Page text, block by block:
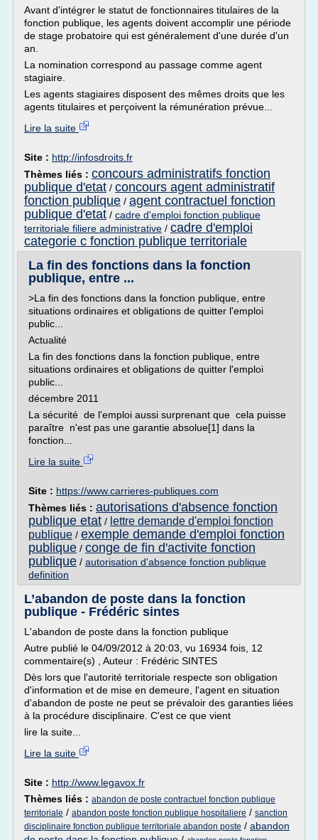
Avant d'intégrer le statut de fonctionnaires titulaires de la
fonction publique, les agents doivent accomplir une période
de stage probatoire qui est généralement d'une durée d'un
an.
La nomination correspond au passage comme agent
stagiaire.
Les agents stagiaires disposent des mêmes droits que les
agents titulaires et perçoivent la rémunération prévue...
Lire la suite
Site : http://infosdroits.fr
Thèmes liés : concours administratifs fonction
publique d'etat / concours agent administratif
fonction publique / agent contractuel fonction
publique d'etat / cadre d'emploi fonction publique
territoriale filiere administrative / cadre d'emploi
categorie c fonction publique territoriale
La fin des fonctions dans la fonction
publique, entre ...
>La fin des fonctions dans la fonction publique, entre
situations ordinaires et obligations de quitter l'emploi
public...
Actualité
La fin des fonctions dans la fonction publique, entre
situations ordinaires et obligations de quitter l'emploi
public...
décembre 2011
La sécurité de l'emploi aussi surprenant que cela puisse
paraître n'est pas une garantie absolue[1] dans la
fonction...
Lire la suite
Site : https://www.carrieres-publiques.com
Thèmes liés : autorisations d'absence fonction
publique etat / lettre demande d'emploi fonction
publique / exemple demande d'emploi fonction
publique / conge de fin d'activite fonction
publique / autorisation d'absence fonction publique
definition
L’abandon de poste dans la fonction
publique - Frédéric sintes
L'abandon de poste dans la fonction publique
Autre publié le 04/09/2012 à 20:03, vu 16934 fois, 12
commentaire(s) , Auteur : Frédéric SINTES
Dès lors que l'autorité territoriale respecte son obligation
d'information et de mise en demeure, l'agent en situation
d'abandon de poste ne peut se prévaloir des garanties liées
à la procédure disciplinaire. C'est ce que vient
lire la suite...
Lire la suite
Site : http://www.legavox.fr
Thèmes liés : abandon de poste contractuel fonction publique
territoriale / abandon poste fonction publique hospitaliere / sanction
disciplinaire fonction publique territoriale abandon poste / abandon